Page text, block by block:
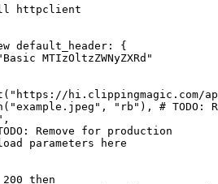
httpclient
default_header: {
MTIzOltzZWNyZXRd"
hi.clippingmagic.com/
"rb"), # TODO:
Remove for production
parameters here
then